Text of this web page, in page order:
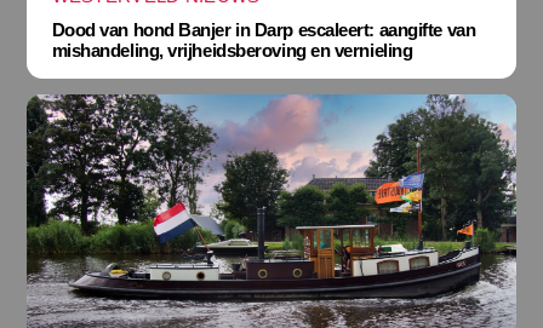
Dood van hond Banjer in Darp escaleert: aangifte van
mishandeling, vrijheidsberoving en vernieling